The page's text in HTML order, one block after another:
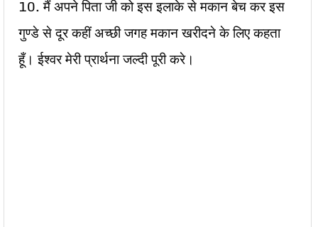
10. मैं अपने पिता जी को इस इलाके से मकान बेच कर इस
गुण्डे से दूर कहीं अच्छी जगह मकान खरीदने के लिए कहता
हूँ। ईश्वर मेरी प्रार्थना जल्दी पूरी करे।